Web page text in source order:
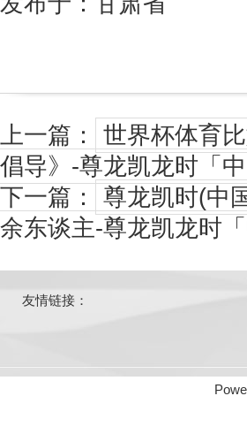
上一篇：
世界杯体育
倡导》-尊龙凯龙时「
下一篇：
尊龙凯时(中
余东谈主-尊龙凯龙时
友情链接：